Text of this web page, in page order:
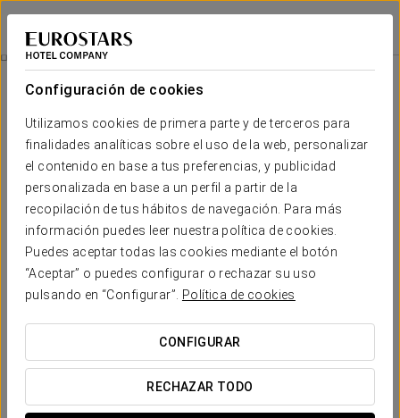
Configuración de cookies
Utilizamos cookies de primera parte y de terceros para
finalidades analíticas sobre el uso de la web, personalizar
el contenido en base a tus preferencias, y publicidad
personalizada en base a un perfil a partir de la
recopilación de tus hábitos de navegación. Para más
información puedes leer nuestra política de cookies.
Puedes aceptar todas las cookies mediante el botón
“Aceptar” o puedes configurar o rechazar su uso
pulsando en “Configurar”.
Política de cookies
CONFIGURAR
RECHAZAR TODO
Eurostars Madrid Foro
MADRID - TRES CANTOS
Experiencia Romántica
18 €
Experiencia romántica
Si estás pensando en hacer un viaje romántico con tu pareja
y tu destino favorito es Madrid, este es tu mejor hotel. En el
Eurostars Madrid Foro queremos ayudarte a sorprender a tu
pareja con nuestra promoción romántica.